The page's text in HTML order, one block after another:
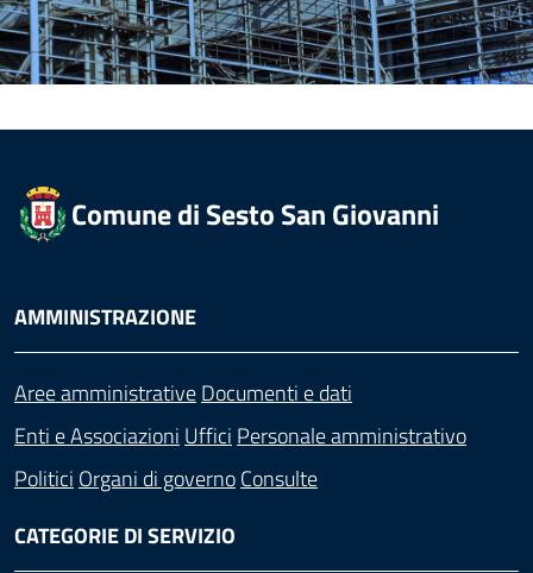
Comune di Sesto San Giovanni
AMMINISTRAZIONE
Aree amministrativeDocumenti e dati
Enti e Associazioni Uffici Personale amministrativo
Politici Organi di governoConsulte
CATEGORIE DI SERVIZIO